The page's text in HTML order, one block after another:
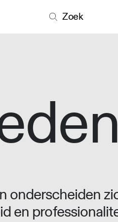
Zoek
onderscheiden
en